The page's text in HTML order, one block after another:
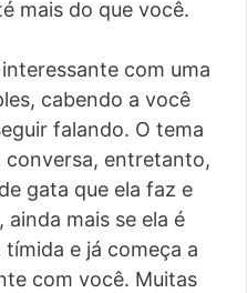
mais do que você.
com uma
cabendo a você
falando. O tema
conversa, entretanto,
gata que ela faz e
mais se ela é
e já começa a
com você. Muitas